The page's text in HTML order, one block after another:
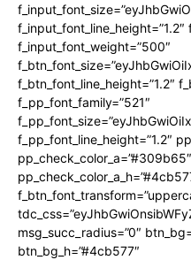
f_input_font_line_height=”1.2″
f_input_font_weight=”500″
f_btn_font_line_height=”1.2″
f_pp_font_family=”521″
f_pp_font_line_height=”1.2″
pp_check_color_a=”#309b65″
msg_succ_radius=”0″
btn_bg_h=”#4cb577″